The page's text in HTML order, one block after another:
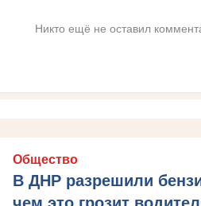
Никто ещё не оставил
Общество
В ДНР разрешили